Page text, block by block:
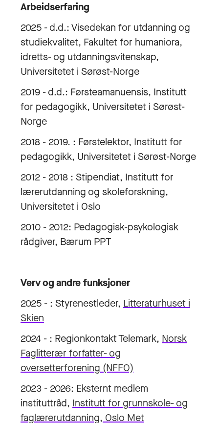
Arbeidserfaring
2025 - d.d.: Visedekan for utdanning og
studiekvalitet, Fakultet for humaniora,
idretts- og utdanningsvitenskap,
Universitetet i Sørøst-Norge
2019 - d.d.: Førsteamanuensis, Institutt
for pedagogikk, Universitetet i Sørøst-
Norge
2018 - 2019. : Førstelektor, Institutt for
pedagogikk, Universitetet i Sørøst-Norge
2012 - 2018 : Stipendiat, Institutt for
lærerutdanning og skoleforskning,
Universitetet i Oslo
2010 - 2012: Pedagogisk-psykologisk
rådgiver, Bærum PPT
Verv og andre funksjoner
2025 - : Styrenestleder, Litteraturhuset i
Skien
2024 - : Regionkontakt Telemark, Norsk
Faglitterær forfatter- og
oversetterforening (NFFO)
2023 - 2026: Eksternt medlem
instituttråd, Institutt for grunnskole- og
faglærerutdanning, Oslo Met